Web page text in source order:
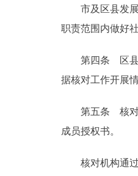
市及区县发展
职责范围内做好
第四条 区县人
据核对工作开展
第五条 核对机
成员授权书。
核对机构通过